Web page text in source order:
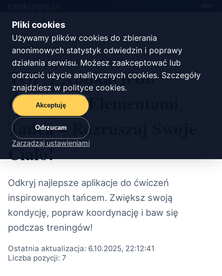
Pliki cookies
Używamy plików cookies do zbierania
anonimowych statystyk odwiedzin i poprawy
działania serwisu. Możesz zaakceptować lub
odrzucić użycie analitycznych cookies. Szczegóły
znajdziesz w polityce cookies.
Akceptuję
Odrzucam
Zarządzaj ustawieniami
Start/zdrowie
TOP 7 Aplikacji do
Ćwiczeń z Elementami
Tańca – Rozruszaj Swoje
Ciało!
Odkryj najlepsze aplikacje do ćwiczeń
inspirowanych tańcem. Zwiększ swoją
kondycję, popraw koordynację i baw się
podczas treningów!
Ostatnia aktualizacja: 6.10.2025, 22:12:41
Liczba pozycji: 7